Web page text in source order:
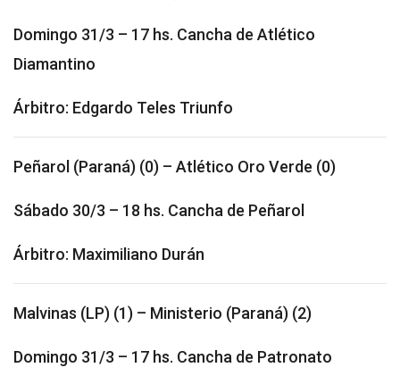
Domingo 31/3 – 17 hs. Cancha de Atlético
Diamantino
Árbitro: Edgardo Teles Triunfo
Peñarol (Paraná) (0) – Atlético Oro Verde (0)
Sábado 30/3 – 18 hs. Cancha de Peñarol
Árbitro: Maximiliano Durán
Malvinas (LP) (1) – Ministerio (Paraná) (2)
Domingo 31/3 – 17 hs. Cancha de Patronato